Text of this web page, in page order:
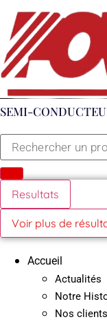
au
contenu
SEMI-
Search
Resultats
Voir plus de
Accueil
Actualités
Notre
Nos clients